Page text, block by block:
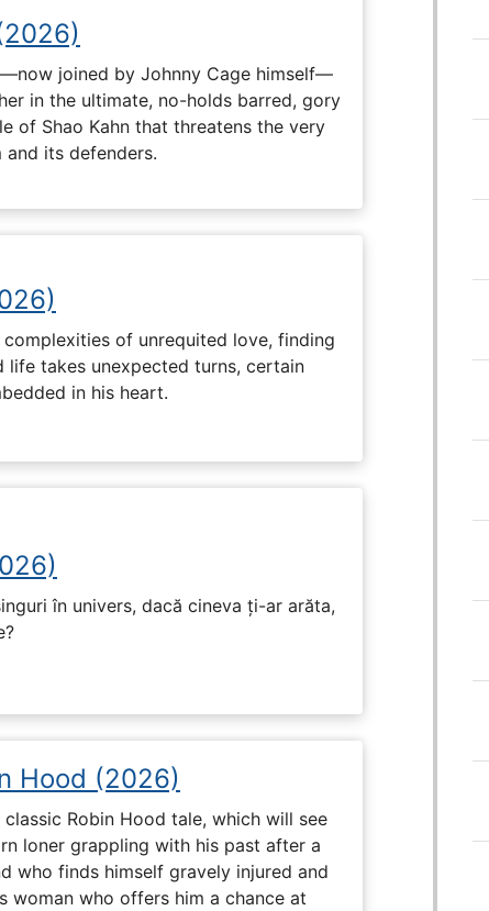
joined by Johnny Cage himself—
in the ultimate, no-holds barred, gory
of Shao Kahn that threatens the very
its defenders.
of unrequited love, finding
life takes unexpected turns, certain
in his heart.
în univers, dacă cineva ți-ar arăta,
Hood (2026)
Robin Hood tale, which will see
loner grappling with his past after a
who finds himself gravely injured and
woman who offers him a chance at